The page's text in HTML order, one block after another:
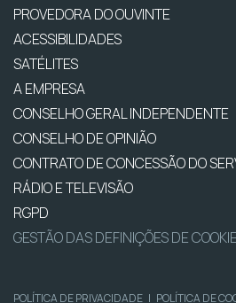
PROVEDORA DO OUVINTE
ACESSIBILIDADES
SATÉLITES
A EMPRESA
CONSELHO GERAL INDEPENDENTE
CONSELHO DE OPINIÃO
CONTRATO DE CONCESSÃO DO
RÁDIO E TELEVISÃO
RGPD
GESTÃO DAS DEFINIÇÕES DE
POLÍTICA DE PRIVACIDADE | POLÍTICA DE